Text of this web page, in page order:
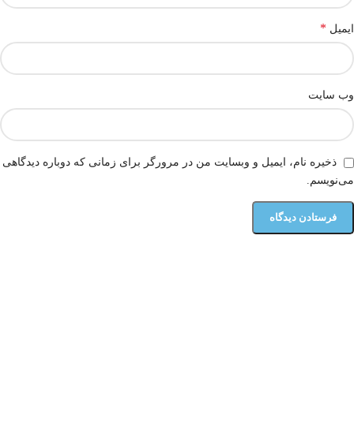
ایمیل *
وب‌ سایت
ذخیره نام، ایمیل و وبسایت من در مرورگر برای زمانی که دوباره دیدگاهی
می‌نویسم.